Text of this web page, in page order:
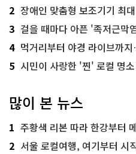
2 장애인 맞춤형 보조기기 최대 3
3 걸을 때마다 아픈 '족저근막염'…
4 먹거리부터 야경 라이브까
5 시민이 사랑한 '찐' 로컬 명소
많이 본 뉴스
1 주황색 리본 따라 한강부터 메타세
2 서울 로컬여행, 여기부터 시